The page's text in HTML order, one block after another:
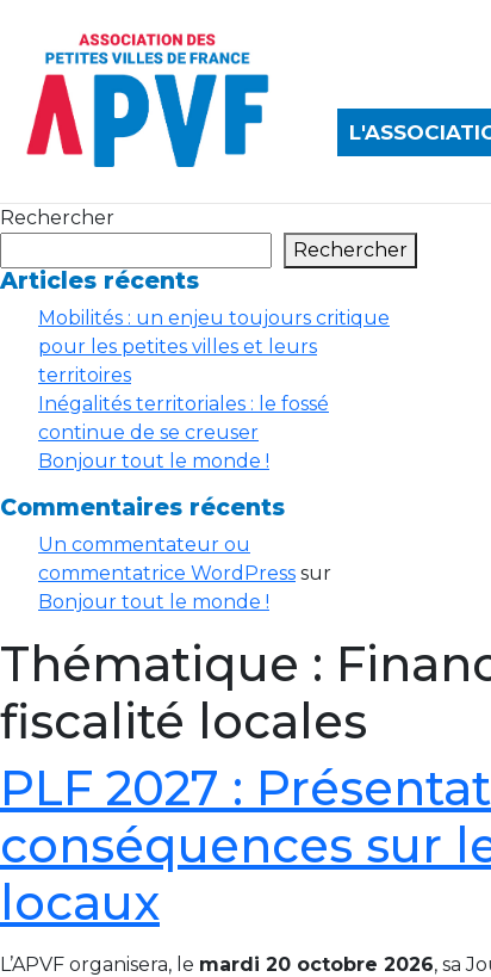
Rechercher
Rechercher
Articles récents
Mobilités : un enjeu toujours critique
pour les petites villes et leurs
territoires
Inégalités territoriales : le fossé
continue de se creuser
Bonjour tout le monde !
Commentaires récents
Un commentateur ou
commentatrice WordPress sur
Bonjour tout le monde !
Thématique :
fiscalité locales
PLF 2027 :
conséquences sur
locaux
L’APVF organisera, le mardi 20 octobre 2026, sa